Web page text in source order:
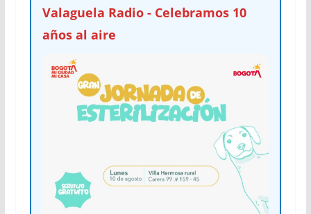
Valaguela Radio - Celebramos 10
años al aire